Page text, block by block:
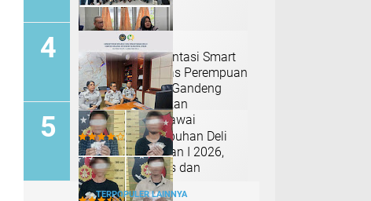
Perkuat Implementasi Smart
Zero Waste, Lapas Perempuan
Kelas IIA Medan Gandeng
Unimed Tingkatkan
Kompetensi Pegawai
Rutan Kelas I Labuhan Deli
Ikuti Anev Triwulan I 2026,
Perkuat Integritas dan
Evaluasi Kinerja
TERPOPULER LAINNYA